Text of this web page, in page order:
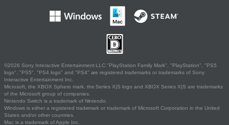
©2026 Sony Interactive Entertainment LLC."PlayStation Family Mark", "PlayStation", "PS5
logo", "PS5", "PS4 logo" and "PS4" are registered trademarks or trademarks of Sony
Interactive Entertainment Inc.
Microsoft, the XBOX Sphere mark, the Series X|S logo and XBOX Series X|S are trademarks
of the Microsoft group of companies.
Nintendo Switch is a trademark of Nintendo.
Windows is either a registered trademark or trademark of Microsoft Corporation in the United
States and/or other countries.
Mac is a trademark of Apple Inc.